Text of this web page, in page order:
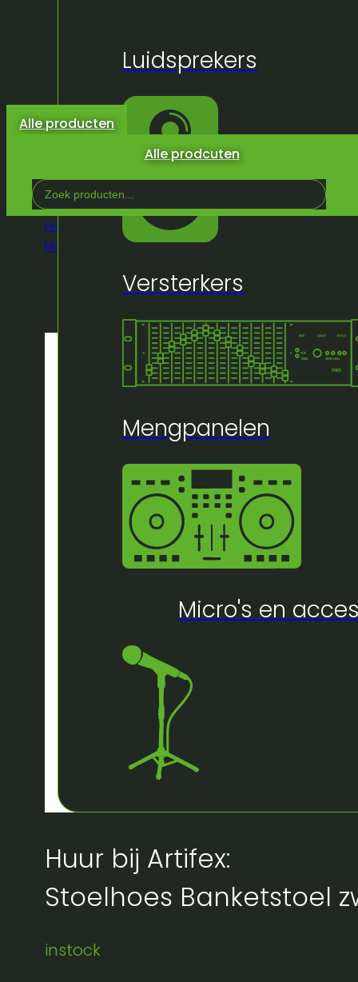
Alle prodcuten
producten
winkelwagen.
Luidsprekers
Versterkers
Mengpanelen
Micro's en
Alle producten
Search
...
Home
Winkel Textiel/Linnen en
Hoezen
Stoelhoes Banketstoel zwart
Huur bij Artifex:
Stoelhoes Banketstoel
instock